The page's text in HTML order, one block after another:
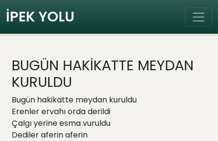
İPEK YOLU
BUGÜN HAKİKATTE MEYDAN
KURULDU
Bugün hakikatte meydan kuruldu
Erenler ervahı orda derildi
Çalgı yerine esma vuruldu
Dediler aferin aferin